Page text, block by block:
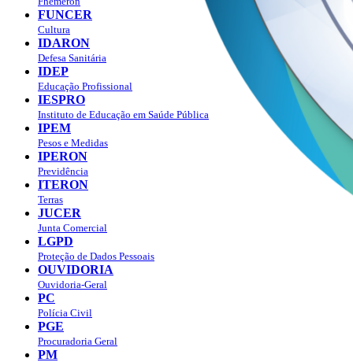
FUNCER
Cultura
IDARON
Defesa Sanitária
IDEP
Educação Profissional
IESPRO
Instituto de Educação em Saúde Pública
IPEM
Pesos e Medidas
IPERON
Previdência
ITERON
Terras
JUCER
Junta Comercial
LGPD
Proteção de Dados Pessoais
OUVIDORIA
Ouvidoria-Geral
PC
Polícia Civil
PGE
Procuradoria Geral
PM